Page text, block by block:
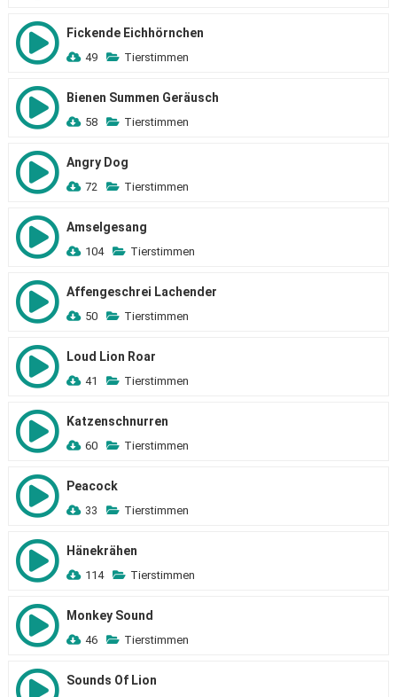
Fickende Eichhörnchen
49 Tierstimmen
Bienen Summen Geräusch
58 Tierstimmen
Angry Dog
72 Tierstimmen
Amselgesang
104 Tierstimmen
Affengeschrei Lachender
50 Tierstimmen
Loud Lion Roar
41 Tierstimmen
Katzenschnurren
60 Tierstimmen
Peacock
33 Tierstimmen
Hänekrähen
114 Tierstimmen
Monkey Sound
46 Tierstimmen
Sounds Of Lion